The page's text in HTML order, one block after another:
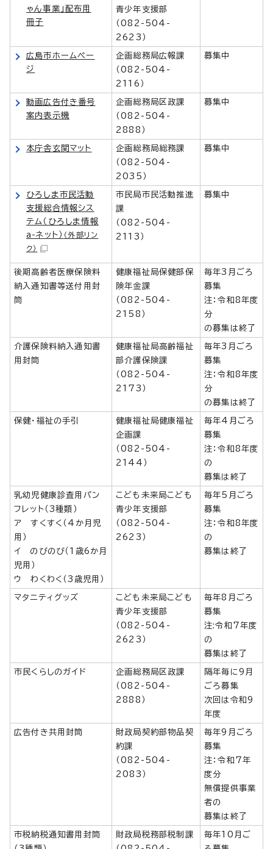
ゃん事業」配布用
冊子
青少年支援部
（082-504-
2623）
広島市ホームペー
ジ
企画総務局広報課
（082-504-
2116）
募集中
動画広告付き番号
案内表示機
企画総務局区政課
（082-504-
2888）
募集中
本庁舎玄関マット
企画総務局総務課
（082-504-
2035）
募集中
ひろしま市民活動
支援総合情報シス
テム（ひろしま情報
a-ネット） （外部リン
ク）
市民局市民活動推進
課
（082-504-
2113）
募集中
後期高齢者医療保険料
納入通知書等送付用封
筒
健康福祉局保健部保
険年金課
（082-504-
2158）
毎年3月ごろ
募集
注：令和8年度
分
の募集は終了
介護保険料納入通知書
用封筒
健康福祉局高齢福祉
部介護保険課
（082-504-
2173）
毎年3月ごろ
募集
注：令和8年度
分
の募集は終了
保健・福祉の手引
健康福祉局健康福祉
企画課
（082-504-
2144）
毎年4月ごろ
募集
注：令和8年度
の
募集は終了
乳幼児健康診査用パン
フレット（3種類）
ア すくすく（4か月児
用）
イ のびのび（1歳6か月
児用）
ウ わくわく（3歳児用）
こども未来局こども
青少年支援部
（082-504-
2623）
毎年5月ごろ
募集
注：令和8年度
の
募集は終了
マタニティグッズ
こども未来局こども
青少年支援部
（082-504-
2623）
毎年8月ごろ
募集
注:令和7年度
の
募集は終了
市民くらしのガイド
企画総務局区政課
（082-504-
2888）
隔年毎に9月
ごろ募集
次回は令和9
年度
広告付き共用封筒
財政局契約部物品契
約課
（082-504-
2083）
毎年9月ごろ
募集
注：令和7年
度分
無償提供事業
者の
募集は終了
市税納税通知書用封筒
財政局税務部税制課
毎年10月ご